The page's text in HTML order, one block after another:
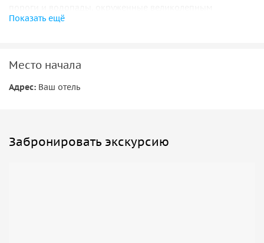
природным ландшафтом.
И, наконец, у вас будет шанс испытать свою смелость на
После дня, полного волнения и приключений, мы вернем
Показать ещё
Место начала
Адрес: Ваш отель
Забронировать экскурсию